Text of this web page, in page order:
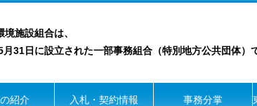
施設組合は、
31日に設立された一部事務組合（特別地方公共団体）で
紹介 入札・契約情報 事務分掌